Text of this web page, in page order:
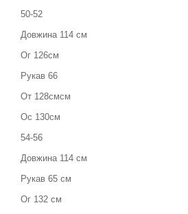
50-52
Довжина 114 см
Ог 126см
Рукав 66
От 128смсм
Ос 130см
54-56
Довжина 114 см
Рукав 65 см
Ог 132 см